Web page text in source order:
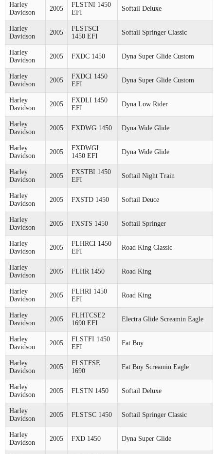
Harley
Davidson
2005
FLSTNI 1450
EFI
Softail Deluxe
Harley
Davidson
2005
FLSTSCI
1450 EFI
Softail Springer Classic
Harley
Davidson
2005 FXDC 1450 Dyna Super Glide Custom
Harley
Davidson
2005
FXDCI 1450
EFI
Dyna Super Glide Custom
Harley
Davidson
2005
FXDLI 1450
EFI
Dyna Low Rider
Harley
Davidson
2005 FXDWG 1450 Dyna Wide Glide
Harley
Davidson
2005
FXDWGI
1450 EFI
Dyna Wide Glide
Harley
Davidson
2005
FXSTBI 1450
EFI
Softail Night Train
Harley
Davidson
2005 FXSTD 1450 Softail Deuce
Harley
Davidson
2005 FXSTS 1450 Softail Springer
Harley
Davidson
2005
FLHRCI 1450
EFI
Road King Classic
Harley
Davidson
2005 FLHR 1450 Road King
Harley
Davidson
2005
FLHRI 1450
EFI
Road King
Harley
Davidson
2005
FLHTCSE2
1690 EFI
Electra Glide Screamin Eagle
Harley
Davidson
2005
FLSTFI 1450
EFI
Fat Boy
Harley
Davidson
2005
FLSTFSE
1690
Fat Boy Screamin Eagle
Harley
Davidson
2005 FLSTN 1450 Softail Deluxe
Harley
Davidson
2005 FLSTSC 1450 Softail Springer Classic
Harley
Davidson
2005 FXD 1450 Dyna Super Glide